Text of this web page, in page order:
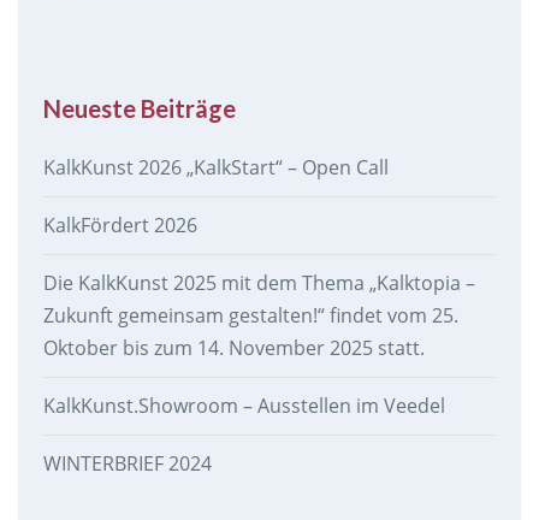
Neueste Beiträge
KalkKunst 2026 „KalkStart“ – Open Call
KalkFördert 2026
Die KalkKunst 2025 mit dem Thema „Kalktopia –
Zukunft gemeinsam gestalten!“ findet vom 25.
Oktober bis zum 14. November 2025 statt.
KalkKunst.Showroom – Ausstellen im Veedel
WINTERBRIEF 2024